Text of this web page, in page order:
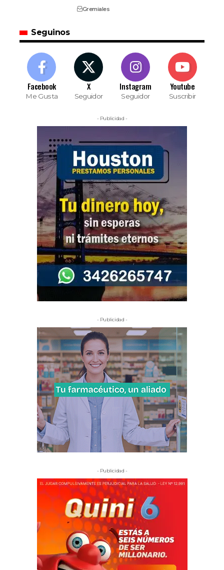
Gremiales
Seguinos
Facebook
Me Gusta
X
Seguidor
Instagram
Seguidor
Youtube
Suscribir
- Publicidad -
- Publicidad -
- Publicidad -